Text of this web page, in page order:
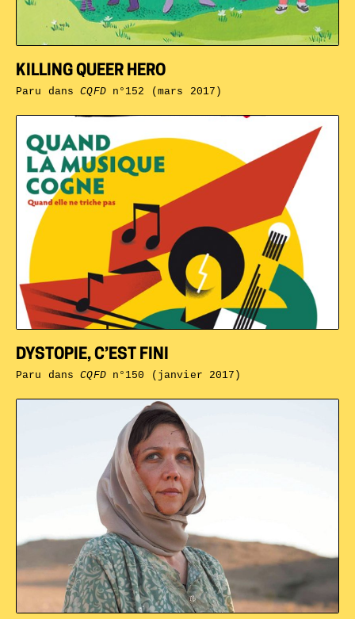
DYSTOPIE, C’EST FINI
Paru dansCQFDn°150 (janvier 2017)
KILLING QUEER HERO
Paru dansCQFDn°152 (mars 2017)